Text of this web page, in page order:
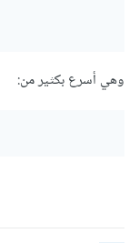
وهي أسرع بكثير من: